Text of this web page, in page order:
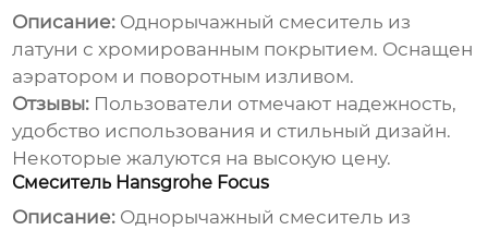
Описание: Однорычажный смеситель из
латуни с хромированным покрытием. Оснащен
аэратором и поворотным изливом.
Отзывы: Пользователи отмечают надежность,
удобство использования и стильный дизайн.
Некоторые жалуются на высокую цену.
Смеситель Hansgrohe Focus
Описание: Однорычажный смеситель из